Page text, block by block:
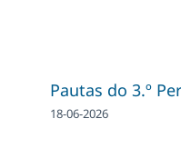
Pautas do 3.º
18-06-2026